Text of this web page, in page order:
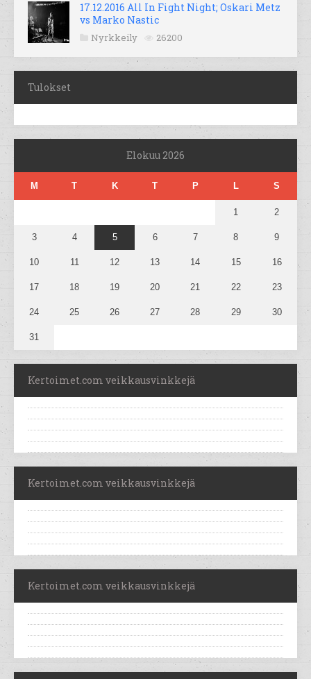
17.12.2016 All In Fight Night; Oskari Metz
vs Marko Nastic
Nyrkkeily 26200
Tulokset
Elokuu 2026
M T K T P L S
1 2
3 4 5 6 7 8 9
10 11 12 13 14 15 16
17 18 19 20 21 22 23
24 25 26 27 28 29 30
31
Kertoimet.com veikkausvinkkejä
Kertoimet.com veikkausvinkkejä
Kertoimet.com veikkausvinkkejä